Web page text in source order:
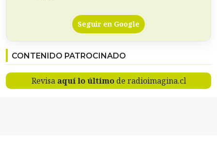
Seguir en Google
CONTENIDO PATROCINADO
Revisa aquí lo últimode radioimagina.cl